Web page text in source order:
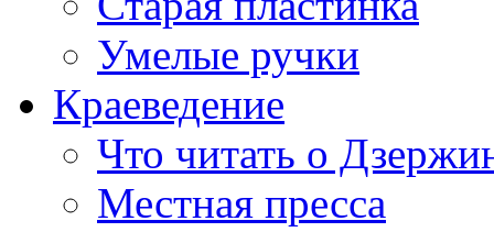
Умелые ручки
Краеведение
Что читать о
Местная пресса